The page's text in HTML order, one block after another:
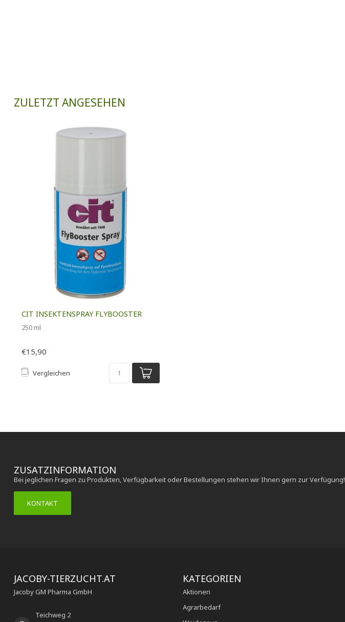
ZULETZT ANGESEHEN
CIT INSEKTENSPRAY FLYBOOSTER
250 ml
€15,90
Vergleichen
ZUSATZINFORMATION
Bei jeglichen Fragen zu Produkten, Verfügbarkeit oder Bestellungen stehen wir Ihnen gern zur Verfügung!
KONTAKT
JACOBY-TIERZUCHT.AT
Jacoby GM Pharma GmbH
Teichweg 2
KATEGORIEN
Aktionen
Agrarbedarf